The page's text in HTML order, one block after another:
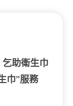
助衛生巾
巾”服務